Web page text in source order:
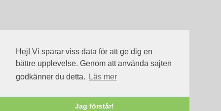
Hej! Vi sparar viss data för att ge dig en
bättre upplevelse. Genom att använda sajten
godkänner du detta.
Läs mer
Jag förstår!